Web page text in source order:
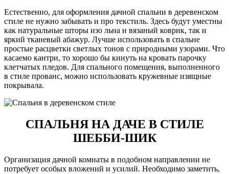
Естественно, для оформления дачной спальни в деревенском
стиле не нужно забывать и про текстиль. Здесь будут уместны
как натуральные шторы изо льна и вязаный коврик, так и
яркий тканевый абажур. Лучше использовать в спальне
простые расцветки светлых тонов с природными узорами. Что
касаемо кантри, то хорошо бы кинуть на кровать парочку
клетчатых пледов. Для спального помещения, выполненного
в стиле прованс, можно использовать кружевные изящные
покрывала.
СПАЛЬНЯ НА ДАЧЕ В СТИЛЕ
ШЕББИ-ШИК
Организация дачной комнаты в подобном направлении не
потребует особых вложений и усилий. Необходимо заметить,